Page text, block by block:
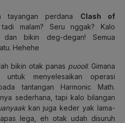
tayangan perdana Clash of
tadi malam? Seru nggak? Kalo
bikin deg-degan! Semua
Hehehe
bikin otak panas puooll. Gimana
menyelesaikan operasi
tantangan Harmonic Math.
sederhana, tapi kalo bilangan
kan juga keder yak lama-
lega, eh otak udah disuruh